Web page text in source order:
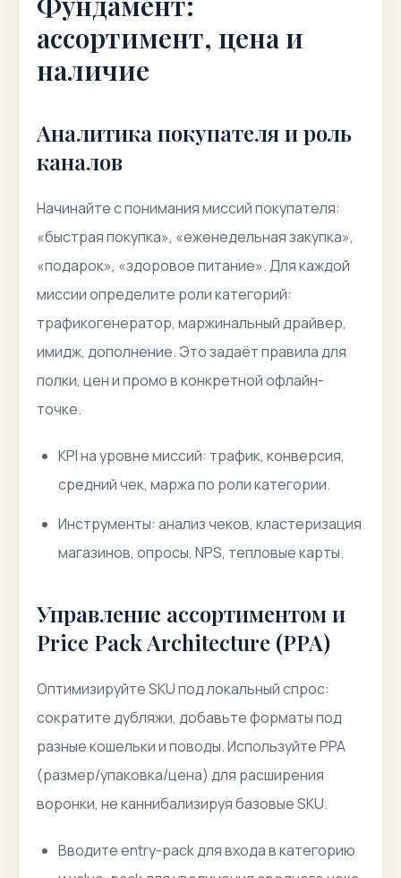
ассортимент, цена и
наличие
Аналитика покупателя и роль
каналов
Начинайте с понимания миссий покупателя:
«быстрая покупка», «еженедельная закупка»,
«подарок», «здоровое питание». Для каждой
миссии определите роли категорий:
трафикогенератор, маржинальный драйвер,
имидж, дополнение. Это задаёт правила для
полки, цен и промо в конкретной офлайн-
точке.
KPI на уровне миссий: трафик, конверсия,
средний чек, маржа по роли категории.
Инструменты: анализ чеков, кластеризация
магазинов, опросы, NPS, тепловые карты.
Управление ассортиментом и
Price Pack Architecture (PPA)
Оптимизируйте SKU под локальный спрос:
сократите дубляжи, добавьте форматы под
разные кошельки и поводы. Используйте PPA
(размер/упаковка/цена) для расширения
воронки, не каннибализируя базовые SKU.
Вводите entry-pack для входа в категорию